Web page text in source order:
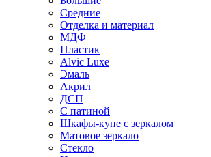
Средние
Отделка и материал
МДФ
Пластик
Alvic Luxe
Эмаль
Акрил
ДСП
С патиной
Шкафы-купе с зеркалом
Матовое зеркало
Стекло